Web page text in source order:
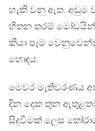
හැකි වනු ඇත. අඩුම
හිතන තරම් මෝඩයින්
කියා පෑම
හොඳය.
මෙවර මැතිවරණය
දින දෙක තුන
සිදුවීමක් ලෙස